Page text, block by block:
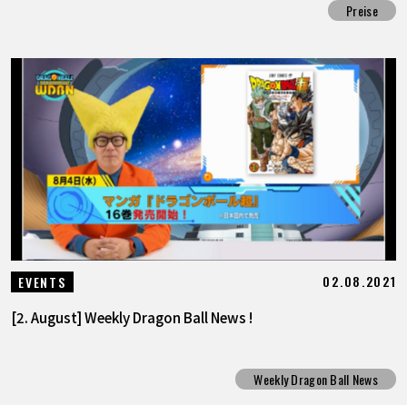
Preise
EVENTS 02.08.2021
[2. August] Weekly Dragon Ball News !
Weekly Dragon Ball News